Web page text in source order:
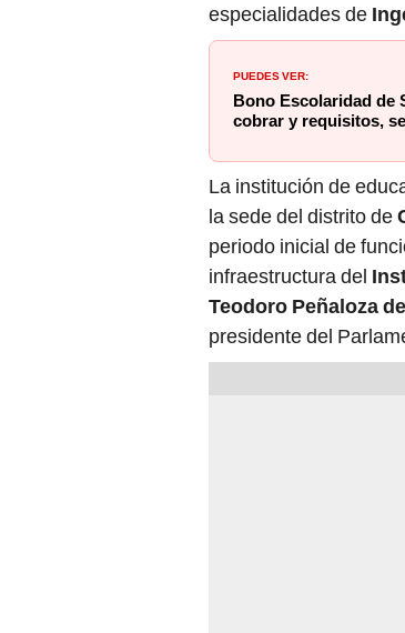
especialidades de
PUEDES VER:
Bono Escolaridad de
cobrar y requisitos,
La institución de
la sede del distrito de
periodo inicial de
infraestructura del
Teodoro Peñaloza
presidente del